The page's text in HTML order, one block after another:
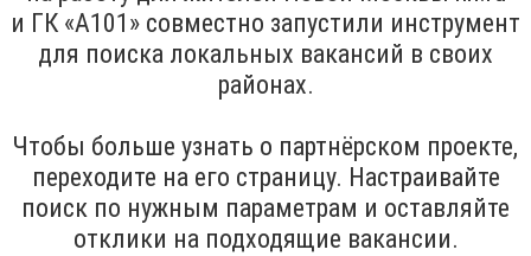
и ГК «А101» совместно запустили инструмент
для поиска локальных вакансий в своих
районах.
Чтобы больше узнать о партнёрском проекте,
переходите на его страницу. Настраивайте
поиск по нужным параметрам и оставляйте
отклики на подходящие вакансии.